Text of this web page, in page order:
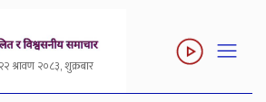
२२ श्रावण २०८३, शुक्रबार